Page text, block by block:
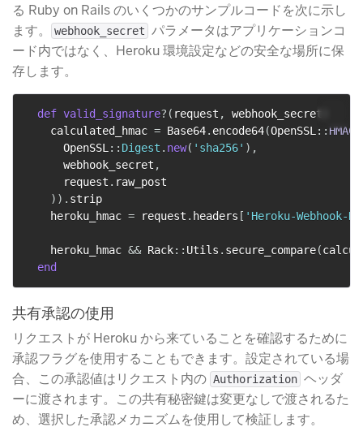
る Ruby on Rails のいくつかのサンプルコードを次に示し
ます。
webhook_secret ​ パラメータはアプリケーションコ
ード内ではなく、Heroku 環境設定などの安全な場所に保
存します。
def valid_signature? ( request , webhook_secret
    calculated_hmac
= Base64. encode64(OpenSSL :: HMAC
      OpenSSL
:: Digest . new( 'sha256' ) ,
      webhook_secret
,
      request
. raw_post
) ) . strip
    heroku_hmac
= request . headers [ 'Heroku-Webhook-
    heroku_hmac
&& Rack:: Utils . secure_compare(
end
共有承認の使用
リクエストが Heroku から来ていることを確認するために
承認フラグを使用することもできます。設定されている場
合、この承認値はリクエスト内の Authorization ​ ヘッダ
ーに渡されます。この共有秘密鍵は変更なしで渡されるた
め、選択した承認メカニズムを使用して検証します。